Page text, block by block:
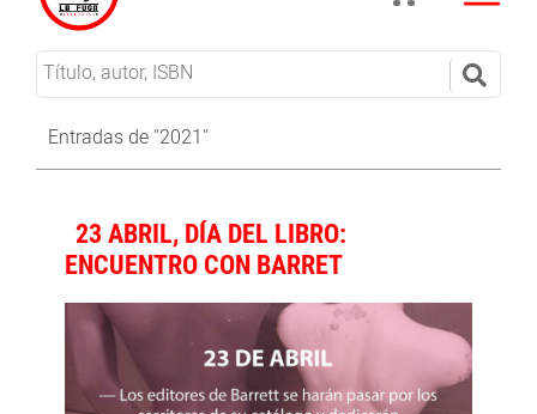
Entradas de "2021"
23 ABRIL, DÍA DEL LIBRO:
ENCUENTRO CON BARRET